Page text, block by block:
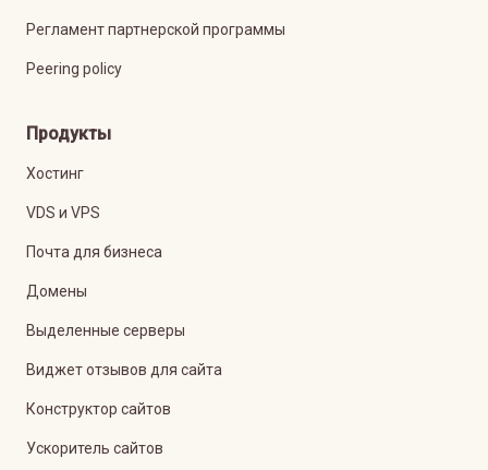
Регламент партнерской программы
Peering policy
Продукты
Хостинг
VDS и VPS
Почта для бизнеса
Домены
Выделенные серверы
Виджет отзывов для сайта
Конструктор сайтов
Ускоритель сайтов